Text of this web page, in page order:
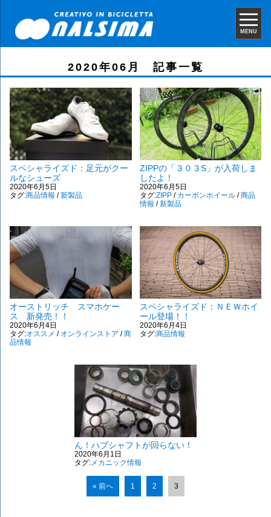
MENU
2020年06月 記事一覧
スペシャライズド：足元がクー
ルなシューズ
2020年6月5日
タグ:商品情報 /新製品
ZIPPの「３０３S」が入荷しま
したよ！
2020年6月5日
タグ:ZIPP/ カーボンホイール/商品
情報 /新製品
オーストリッチ スマホケー
ス 新発売！！
2020年6月4日
タグ:オススメ / オンラインストア /商
品情報
スペシャライズド：ＮＥＷホイ
ール登場！！
2020年6月4日
タグ:商品情報
ん！ハブシャフトが回らない！
2020年6月1日
タグ:メカニック情報
« 前へ 1 2 3